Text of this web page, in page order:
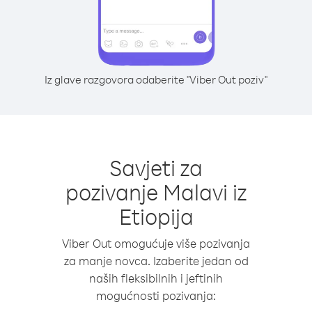
Iz glave razgovora odaberite "Viber Out poziv"
Savjeti za
pozivanje Malavi iz
Etiopija
Viber Out omogućuje više pozivanja
za manje novca. Izaberite jedan od
naših fleksibilnih i jeftinih
mogućnosti pozivanja: